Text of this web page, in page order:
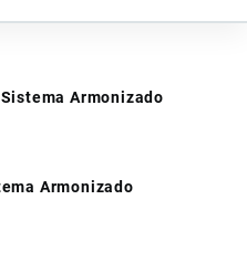
Armonizado
Armonizado